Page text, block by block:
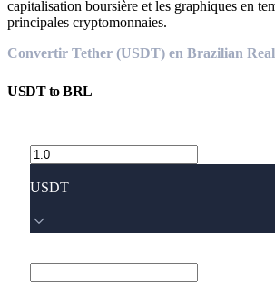
capitalisation boursière et les graphiques en
principales cryptomonnaies.
Convertir Tether (USDT) en Brazilian
USDTtoBRL
USDT